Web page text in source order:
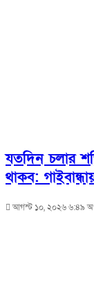
যতদিন চলার
থাকব:
আগস্ট ১০, ২০২৬ ৬:৪৯